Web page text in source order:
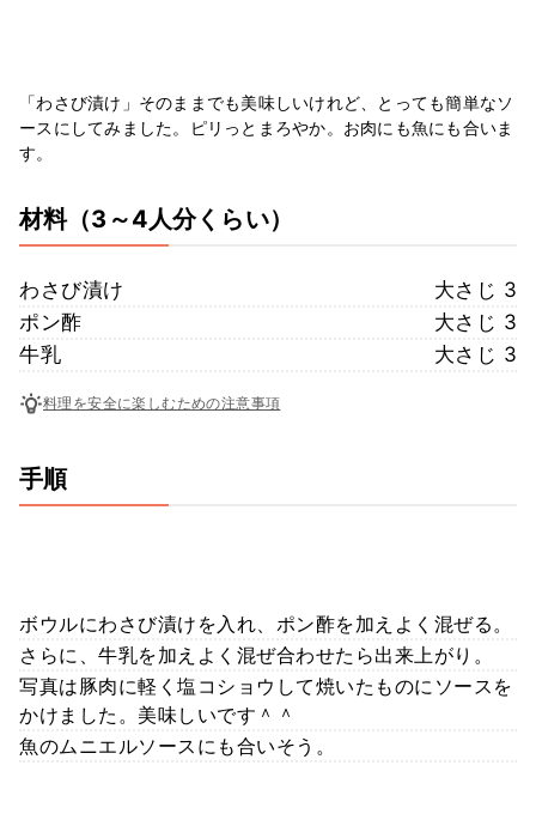
「わさび漬け」そのままでも美味しいけれど、とっても簡単なソ
ースにしてみました。ピリっとまろやか。お肉にも魚にも合いま
す。
材料（3～4人分くらい）
わさび漬け
大さじ 3
ポン酢
大さじ 3
牛乳
大さじ 3
料理を安全に楽しむための注意事項
手順
ボウルにわさび漬けを入れ、ポン酢を加えよく混ぜる。
さらに、牛乳を加えよく混ぜ合わせたら出来上がり。
写真は豚肉に軽く塩コショウして焼いたものにソースを
かけました。美味しいです＾＾
魚のムニエルソースにも合いそう。